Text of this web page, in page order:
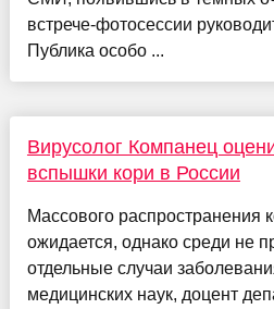
встрече‑фотосессии
Публика особо ...
Вирусолог Компанец
вспышки кори в России
Массового распространения
ожидается, однако среди не
отдельные случаи
медицинских наук, доцент